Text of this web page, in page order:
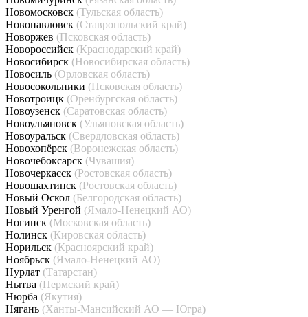
Новомосковск (Тульская область)
Новопавловск (Ставропольский край)
Новоржев (Псковская область)
Новороссийск (Краснодарский край)
Новосибирск (Новосибирская область)
Новосиль (Орловская область)
Новосокольники (Псковская область)
Новотроицк (Оренбургская область)
Новоузенск (Саратовская область)
Новоульяновск (Ульяновская область)
Новоуральск (Свердловская область)
Новохопёрск (Воронежская область)
Новочебоксарск (Чувашия)
Новочеркасск (Ростовская область)
Новошахтинск (Ростовская область)
Новый Оскол (Белгородская область)
Новый Уренгой (Ямало-Ненецкий АО)
Ногинск (Московская область)
Нолинск (Кировская область)
Норильск (Красноярский край)
Ноябрьск (Ямало-Ненецкий АО)
Нурлат (Татарстан)
Нытва (Пермский край)
Нюрба (Якутия)
Нягань (Ханты-Мансийский АО — Югра)